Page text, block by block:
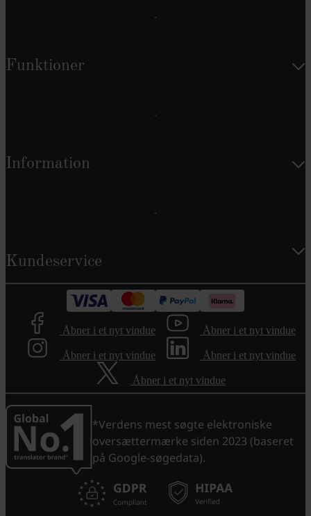
Funktioner
Information
Kundeservice
Åbner i et nyt vindue Åbner i et nyt vindue
Åbner i et nyt vindue Åbner i et nyt vindue
Åbner i et nyt vindue
*Verdens mest søgte elektroniske
oversættermærke siden 2023 (baseret
på Google-søgedata).